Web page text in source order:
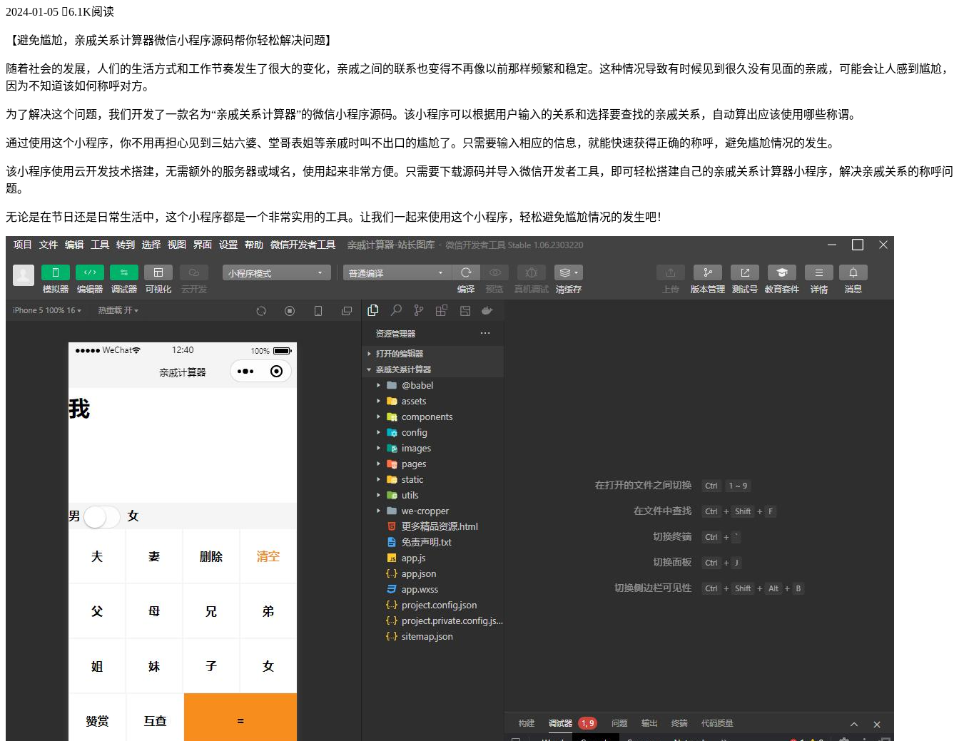
2024-01-05
6.1K阅读
【避免尴尬，亲戚关系计算器微信小程序源码帮你轻松解决问题】
随着社会的发展，人们的生活方式和工作节奏发生了很大的变化，亲戚之间的联系也变得不再像以前那样频繁和稳定。这种情况导致有时候见到很久没有见面的亲戚，可能会让人感到尴尬，
因为不知道该如何称呼对方。
为了解决这个问题，我们开发了一款名为“亲戚关系计算器”的微信小程序源码。该小程序可以根据用户输入的关系和选择要查找的亲戚关系，自动算出应该使用哪些称谓。
通过使用这个小程序，你不用再担心见到三姑六婆、堂哥表姐等亲戚时叫不出口的尴尬了。只需要输入相应的信息，就能快速获得正确的称呼，避免尴尬情况的发生。
该小程序使用云开发技术搭建，无需额外的服务器或域名，使用起来非常方便。只需要下载源码并导入微信开发者工具，即可轻松搭建自己的亲戚关系计算器小程序，解决亲戚关系的称呼问
题。
无论是在节日还是日常生活中，这个小程序都是一个非常实用的工具。让我们一起来使用这个小程序，轻松避免尴尬情况的发生吧！